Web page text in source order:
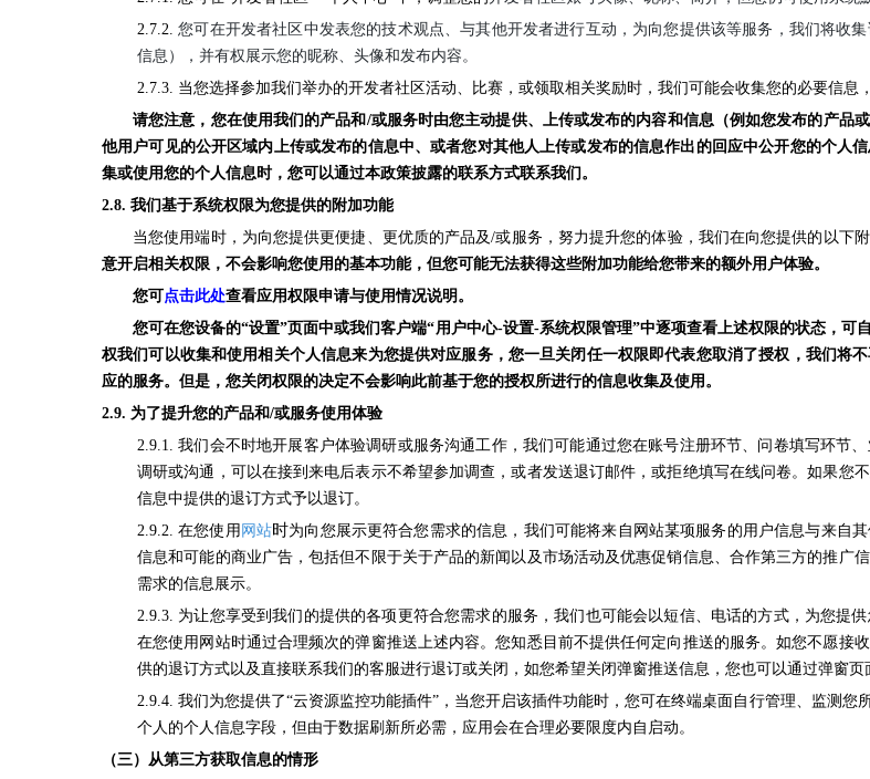
2.7.2.您可在开发者社区中发表您的技术观点、与其他开发者进行互动，为向您提供该等服务，我们将收集
信息），并有权展示您的昵称、头像和发布内容。
2.7.3. 当您选择参加我们举办的开发者社区活动、比赛，或领取相关奖励时，我们可能会收集您的必要信息
请您注意，您在使用我们的产品和/或服务时由您主动提供、上传或发布的内容和信息（例如您发布的产品
他用户可见的公开区域内上传或发布的信息中、或者您对其他人上传或发布的信息作出的回应中公开您的个人
集或使用您的个人信息时，您可以通过本政策披露的联系方式联系我们。
2.8. 我们基于系统权限为您提供的附加功能
当您使用端时， 为向您提供更便捷、更优质的产品及/或服务，努力提升您的体验，我们在向您提供的以下
意开启相关权限，不会影响您使用的基本功能，但您可能无法获得这些附加功能给您带来的额外用户体验。
您可点击此处查看应用权限申请与使用情况说明。
您可在您设备的“设置”页面中或我们客户端“用户中心-设置-系统权限管理”中逐项查看上述权限的状态，
权我们可以收集和使用相关个人信息来为您提供对应服务，您一旦关闭任一权限即代表您取消了授权，我们将
应的服务。但是，您关闭权限的决定不会影响此前基于您的授权所进行的信息收集及使用。
2.9. 为了提升您的产品和/或服务使用体验
2.9.1. 我们会不时地开展客户体验调研或服务沟通工作，我们可能通过您在账号注册环节、问卷填写环节
调研或沟通，可以在接到来电后表示不希望参加调查，或者发送退订邮件，或拒绝填写在线问卷。如果您
信息中提供的退订方式予以退订。
2.9.2.在您使 用 网站时为向您展示更符合您需求的信息，我们可能将来自网站某项服务的用户信息与来自
信息和可能的商业广告，包括但不限于关于产品的新闻以及市场活动及优惠促销信息、合作第三方的推广
需求的信息展示。
2.9.3. 为让您享受到我们的提供的各项更符合您需求的服务，我们也可能会以短信、电话的方式，为您提
在您使用网站时通过合理频次的弹窗推送上述内容。您知悉目前不提供任何定向推送的服务。如您不愿接
供的退订方式以及直接联系我们的客服进行退订或关闭，如您希望关闭弹窗推送信息，您也可以通过弹窗页
2.9.4. 我们为您提供了“云资源监控功能插件”，当您开启该插件功能时，您可在终端桌面自行管理、监测您
个人的个人信息字段，但由于数据刷新所必需，应用会在合理必要限度内自启动。
（三）从第三方获取信息的情形